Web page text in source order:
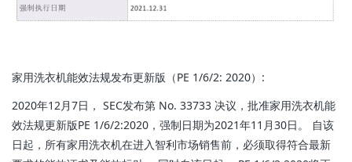
家用洗衣机能效法规发布更新版（PE 1/6/2: 2020）:
2020年12月7日， SEC发布第 No. 33733 决议，批准家用洗衣机能
效法规更新版PE 1/6/2:2020，强制日期为2021年11月30日。 自该
日起，所有家用洗衣机在进入智利市场销售前，必须取得符合最新